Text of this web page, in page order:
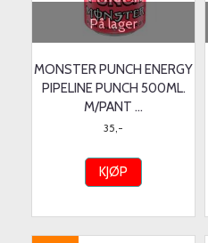
På lager
MONSTER PUNCH ENERGY
PIPELINE PUNCH 500ML.
M/PANT ...
35,-
KJØP